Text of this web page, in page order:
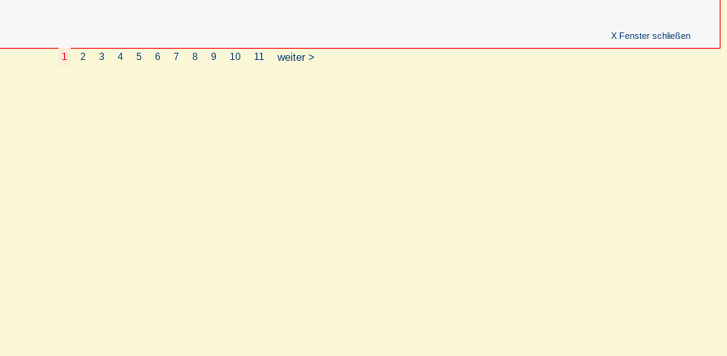
X Fenster schließen
1 2 3 4 5 6 7 8 9 10 11 weiter >